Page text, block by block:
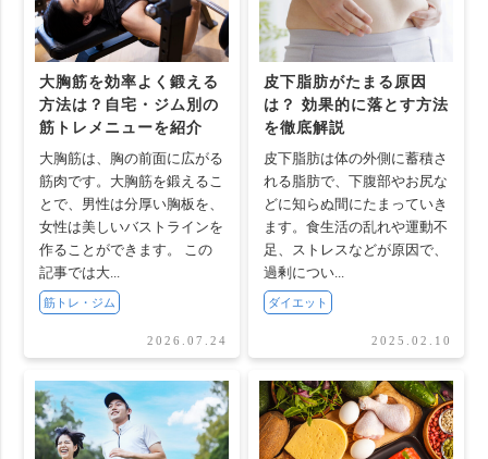
大胸筋を効率よく鍛える
方法は？自宅・ジム別の
筋トレメニューを紹介
大胸筋は、胸の前面に広がる
筋肉です。大胸筋を鍛えるこ
とで、男性は分厚い胸板を、
女性は美しいバストラインを
作ることができます。 この
記事では大...
筋トレ・ジム
2026.07.24
皮下脂肪がたまる原因
は？ 効果的に落とす方法
を徹底解説
皮下脂肪は体の外側に蓄積さ
れる脂肪で、下腹部やお尻な
どに知らぬ間にたまっていき
ます。食生活の乱れや運動不
足、ストレスなどが原因で、
過剰につい...
ダイエット
2025.02.10